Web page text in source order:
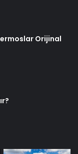
Orijinal